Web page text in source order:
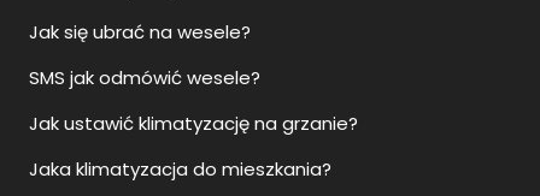
Jak się ubrać na wesele?
SMS jak odmówić wesele?
Jak ustawić klimatyzację na grzanie?
Jaka klimatyzacja do mieszkania?